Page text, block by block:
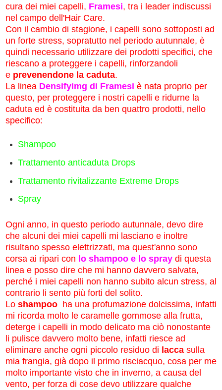
cura dei miei capelli, Framesi, tra i leader indiscussi
nel campo dell'Hair Care.
Con il cambio di stagione, i capelli sono sottoposti ad
un forte stress, sopratutto nel periodo autunnale, è
quindi necessario utilizzare dei prodotti specifici, che
riescano a proteggere i capelli, rinforzandoli
e prevenendone la caduta.
La linea Densifyimg di Framesi è nata proprio per
questo, per proteggere i nostri capelli e ridurne la
caduta ed è costituita da ben quattro prodotti, nello
specifico:
Shampoo
Trattamento anticaduta Drops
Trattamento rivitalizzante Extreme Drops
Spray
Ogni anno, in questo periodo autunnale, devo dire
che alcuni dei miei capelli mi lasciano e inoltre
risultano spesso elettrizzati, ma quest'anno sono
corsa ai ripari con lo shampoo e lo spray di questa
linea e posso dire che mi hanno davvero salvata,
perché i miei capelli non hanno subito alcun stress, al
contrario li sento più forti del solito.
Lo shampoo ha una profumazione dolcissima, infatti
mi ricorda molto le caramelle gommose alla frutta,
deterge i capelli in modo delicato ma ciò nonostante
li pulisce davvero molto bene, infatti riesce ad
eliminare anche ogni piccolo residuo di lacca sulla
mia frangia, già dopo il primo risciacquo, cosa per me
molto importante visto che in inverno, a causa del
vento, per forza di cose devo utilizzare qualche